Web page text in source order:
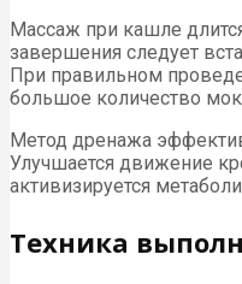
Массаж при кашле
завершения следует
При правильном
большое количество
Метод дренажа
Улучшается движение
активизируется
Техника